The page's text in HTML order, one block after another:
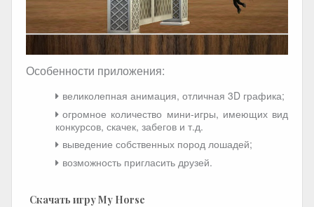
Особенности приложения:
великолепная анимация, отличная 3D графика;
огромное количество мини-игры, имеющих вид
конкурсов, скачек, забегов и т.д.
выведение собственных пород лошадей;
возможность пригласить друзей.
Скачать игру My Horse